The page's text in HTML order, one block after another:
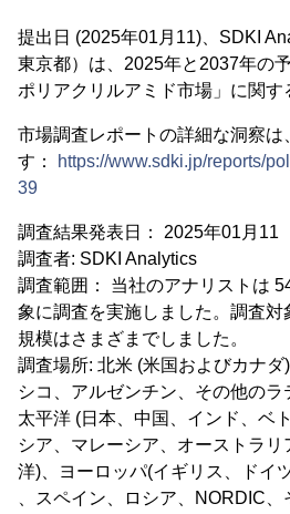
提出日 (2025年01月11)、SDKI
東京都）は、2025年と2037年の
ポリアクリルアミド市場」に関す
市場調査レポートの詳細な洞察は
す：
https://www.sdki.jp/reports/
39
調査結果発表日： 2025年01月11
調査者: SDKI Analytics
調査範囲： 当社のアナリストは
象に調査を実施しました。調査
規模はさまざまでしました。
調査場所: 北米 (米国およびカナ
シコ、アルゼンチン、その他の
太平洋 (日本、中国、インド、ベ
シア、マレーシア、オーストラ
洋)、ヨーロッパ(イギリス、ドイ
、スペイン、ロシア、NORDIC、